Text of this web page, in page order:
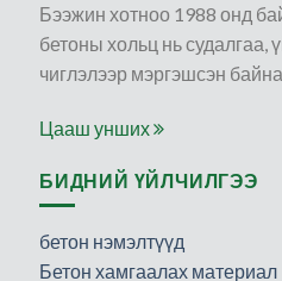
Бээжин хотноо 1988 онд
бетоны хольц нь судалгаа,
чиглэлээр мэргэшсэн
Цааш унших
БИДНИЙ ҮЙЛЧИЛГЭЭ
бетон нэмэлтүүд
Бетон хамгаалах материал